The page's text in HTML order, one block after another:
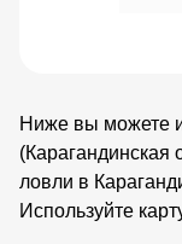
Ниже вы можете
(Карагандинская
ловли в
Используйте